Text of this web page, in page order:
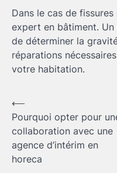
Dans le cas de
expert en bâtiment.
de déterminer la
réparations
votre habitation.
Navigation
de
l’article
⟵
Pourquoi opter pour
collaboration avec une
agence d’intérim en
horeca